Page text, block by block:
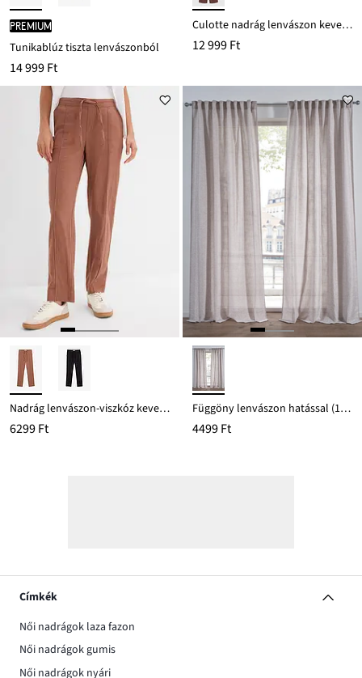
PREMIUM
Tunikablúz tiszta lenvászonból
14 999 Ft
Culotte nadrág lenvászon keverékből
12 999 Ft
Nadrág lenvászon-viszkóz keverékből
6299 Ft
Függöny lenvászon hatással (1db)
4499 Ft
Címkék
Női nadrágok laza fazon
Női nadrágok gumis
Női nadrágok nyári